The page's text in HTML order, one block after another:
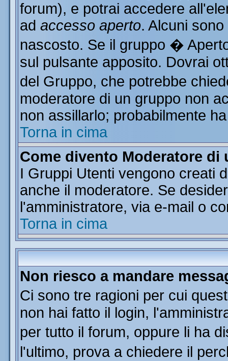
forum), e potrai accedere
ad accesso aperto. Alcuni
nascosto. Se il gruppo �
sul pulsante apposito. Dovrai
del Gruppo, che potrebbe
moderatore di un gruppo non
non assillarlo; probabilmente
Torna in cima
Come divento Moderatore di
I Gruppi Utenti vengono creati
anche il moderatore. Se
l'amministratore, via e-mail o
Torna in cima
Non riesco a mandare
Ci sono tre ragioni per cui
non hai fatto il login,
per tutto il forum, oppure li ha
l'ultimo, prova a chiedere il